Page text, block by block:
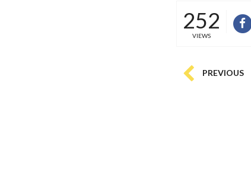
252
VIEWS
PREVIOUS